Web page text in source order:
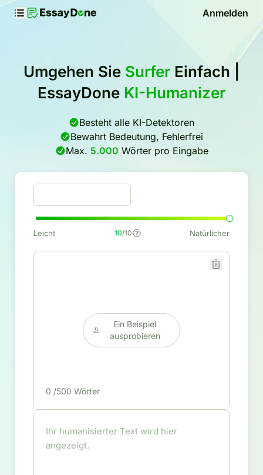
Anmelden
Umgehen Sie Surfer Einfach |
EssayDone KI-Humanizer
Besteht alle KI-Detektoren
Bewahrt Bedeutung, Fehlerfrei
Max. 5.000 Wörter pro Eingabe
Leicht 10/10 Natürlicher
Ein Beispiel
ausprobieren
0 /500 Wörter
Ihr humanisierter Text wird hier
angezeigt.